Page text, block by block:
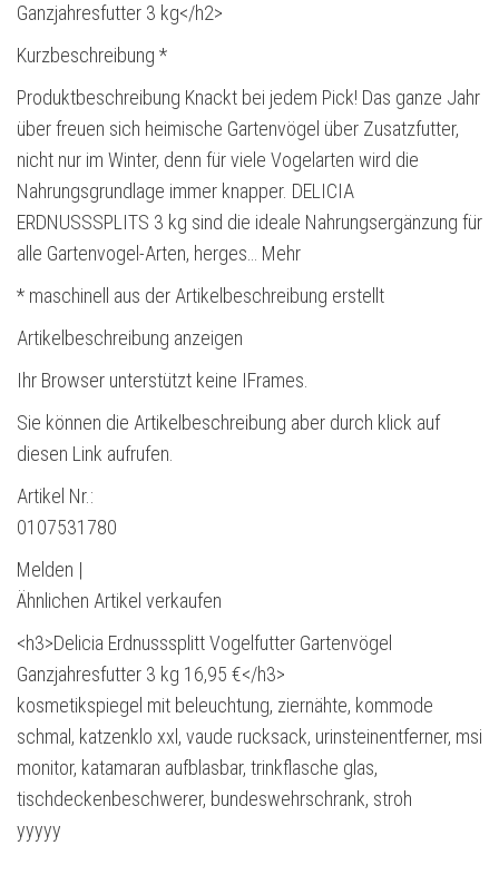
Ganzjahresfutter 3 kg</h2>
Kurzbeschreibung *
Produktbeschreibung Knackt bei jedem Pick! Das ganze Jahr
über freuen sich heimische Gartenvögel über Zusatzfutter,
nicht nur im Winter, denn für viele Vogelarten wird die
Nahrungsgrundlage immer knapper. DELICIA
ERDNUSSSPLITS 3 kg sind die ideale Nahrungsergänzung für
alle Gartenvogel-Arten, herges… Mehr
* maschinell aus der Artikelbeschreibung erstellt
Artikelbeschreibung anzeigen
Ihr Browser unterstützt keine IFrames.
Sie können die Artikelbeschreibung aber durch klick auf
diesen Link aufrufen.
Artikel Nr.:
0107531780
Melden |
Ähnlichen Artikel verkaufen
<h3>Delicia Erdnusssplitt Vogelfutter Gartenvögel
Ganzjahresfutter 3 kg 16,95 €</h3>
kosmetikspiegel mit beleuchtung, ziernähte, kommode
schmal, katzenklo xxl, vaude rucksack, urinsteinentferner, msi
monitor, katamaran aufblasbar, trinkflasche glas,
tischdeckenbeschwerer, bundeswehrschrank, stroh
yyyyy